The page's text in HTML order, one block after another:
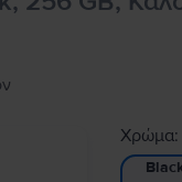
Χρώμα: